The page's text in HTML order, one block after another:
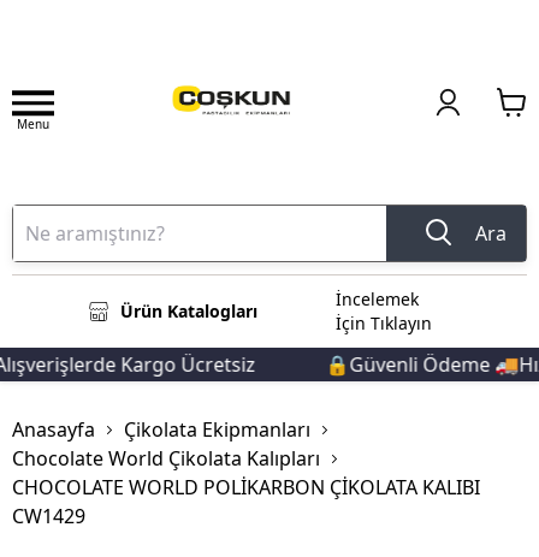
Menu
Ara
Ürün Katalogları
İncelemek
İçin Tıklayın
Kargo Ücretsiz 🔒Güvenli Ödeme
Anasayfa
Çikolata Ekipmanları
Chocolate World Çikolata Kalıpları
CHOCOLATE WORLD POLİKARBON ÇİKOLATA KALIBI
CW1429